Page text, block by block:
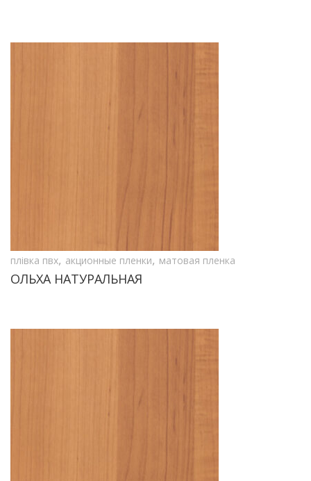
плівка пвх, акционные пленки, матовая пленка
ОЛЬХА НАТУРАЛЬНАЯ